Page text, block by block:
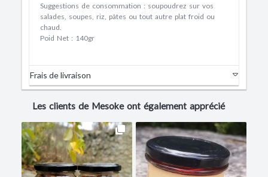
Suggestions de consommation : soupoudrez sur vos
salades, soupes, riz, pâtes ou tout autre plat froid ou
chaud.
Poid Net : 140gr
Frais de livraison
Les clients de Mesoke ont également apprécié